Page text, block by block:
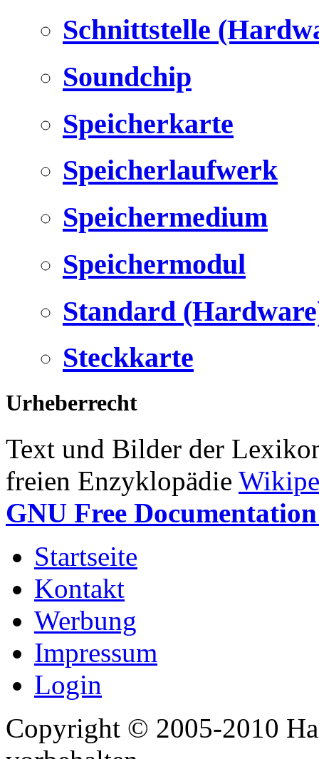
Schnittstelle
Soundchip
Speicherkarte
Speicherlaufwerk
Speichermedium
Speichermodul
Standard
Steckkarte
Urheberrecht
Text und Bilder der
freien Enzyklopädie
GNU Free
Startseite
Kontakt
Werbung
Impressum
Login
Copyright © 2005-2010